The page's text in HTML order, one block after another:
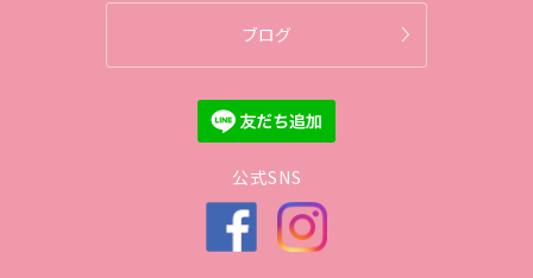
ブログ
公式SNS